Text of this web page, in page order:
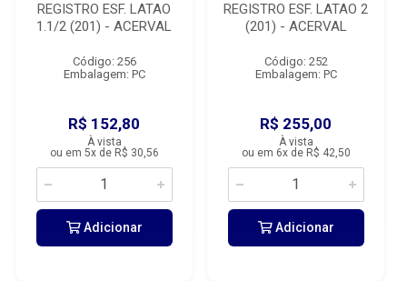
REGISTRO ESF. LATAO
1.1/2 (201) - ACERVAL
Código: 256
Embalagem: PC
R$ 152,80
À vista
ou em 5x de R$ 30,56
Adicionar
REGISTRO ESF. LATAO 2
(201) - ACERVAL
Código: 252
Embalagem: PC
R$ 255,00
À vista
ou em 6x de R$ 42,50
Adicionar